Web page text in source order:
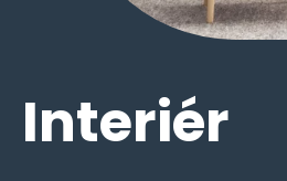
Interiér